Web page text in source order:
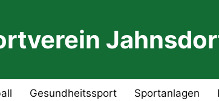
Gesundheitssport Sportanlagen